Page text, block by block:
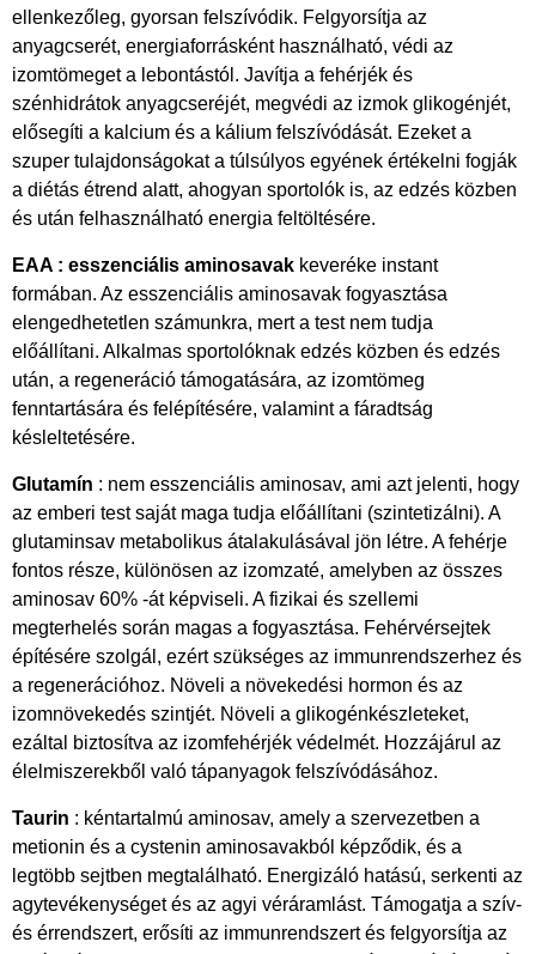
ellenkezőleg, gyorsan felszívódik. Felgyorsítja az
anyagcserét, energiaforrásként használható, védi az
izomtömeget a lebontástól. Javítja a fehérjék és
szénhidrátok anyagcseréjét, megvédi az izmok glikogénjét,
elősegíti a kalcium és a kálium felszívódását. Ezeket a
szuper tulajdonságokat a túlsúlyos egyének értékelni fogják
a diétás étrend alatt, ahogyan sportolók is, az edzés közben
és után felhasználható energia feltöltésére.
EAA : esszenciális aminosavak keveréke instant
formában. Az esszenciális aminosavak fogyasztása
elengedhetetlen számunkra, mert a test nem tudja
előállítani. Alkalmas sportolóknak edzés közben és edzés
után, a regeneráció támogatására, az izomtömeg
fenntartására és felépítésére, valamint a fáradtság
késleltetésére.
Glutamín : nem esszenciális aminosav, ami azt jelenti, hogy
az emberi test saját maga tudja előállítani (szintetizálni). A
glutaminsav metabolikus átalakulásával jön létre. A fehérje
fontos része, különösen az izomzaté, amelyben az összes
aminosav 60% -át képviseli. A fizikai és szellemi
megterhelés során magas a fogyasztása. Fehérvérsejtek
építésére szolgál, ezért szükséges az immunrendszerhez és
a regenerációhoz. Növeli a növekedési hormon és az
izomnövekedés szintjét. Növeli a glikogénkészleteket,
ezáltal biztosítva az izomfehérjék védelmét. Hozzájárul az
élelmiszerekből való tápanyagok felszívódásához.
Taurin : kéntartalmú aminosav, amely a szervezetben a
metionin és a cystenin aminosavakból képződik, és a
legtöbb sejtben megtalálható. Energizáló hatású, serkenti az
agytevékenységet és az agyi véráramlást. Támogatja a szív-
és érrendszert, erősíti az immunrendszert és felgyorsítja az